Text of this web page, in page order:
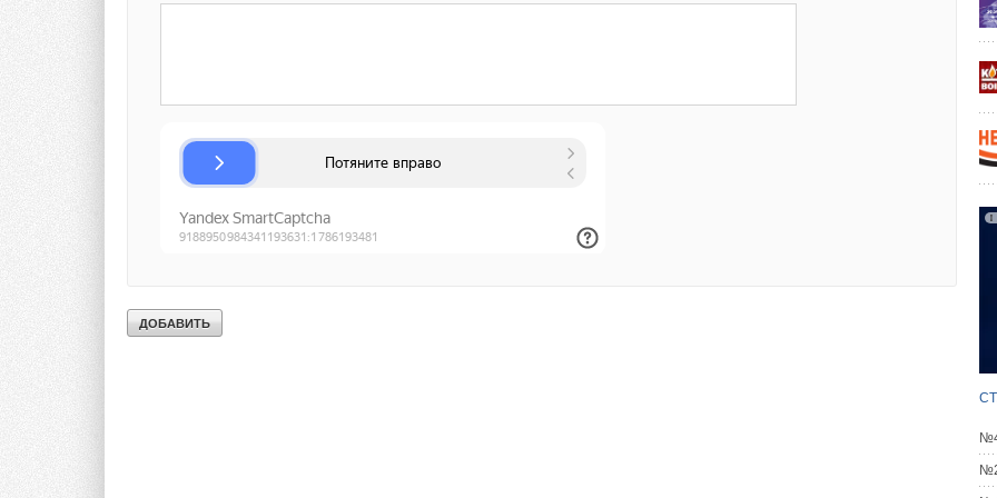
Федерального закона от 26 марта 2003 года №35-ФЗ (ред. от 27 декабря 2018 года) «Об электроэнергетике»
(с изм. и доп., вступившими в силу с 1 января 2019 года)].
Возобновляемый источник энергии
воздуха, воды, биомассы.
Система геотермального теплоснабжения на базе теплового насоса является интегрированным в здание